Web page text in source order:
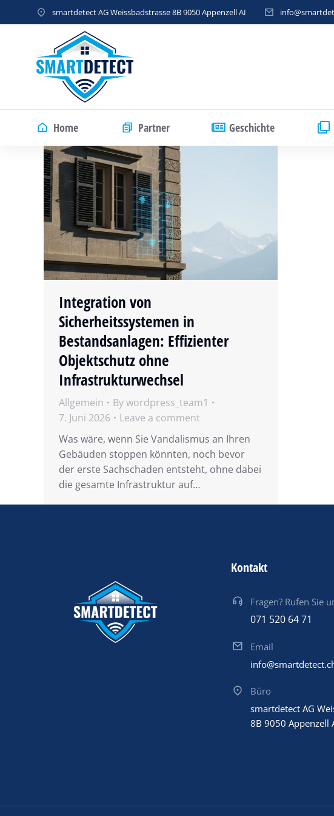
smartdetect AG Weissbadstrasse 8B 9050 Appenzell AI
Home Partner Geschichte
Integration von
Sicherheitssystemen in
Bestandsanlagen: Effizienter
Objektschutz ohne
Infrastrukturwechsel
Allgemein Bywordpress_team1
7. Juni 2026
Leave a comment
Was wäre, wenn Sie Vandalismus an Ihren
Gebäuden stoppen könnten, noch bevor
der erste Sachschaden entsteht, ohne dabei
die gesamte Infrastruktur auf…
Kontakt
Fragen? Rufen Sie
071 520 64 71
Email
Büro
smartdetect AG
8B 9050 Appenzell